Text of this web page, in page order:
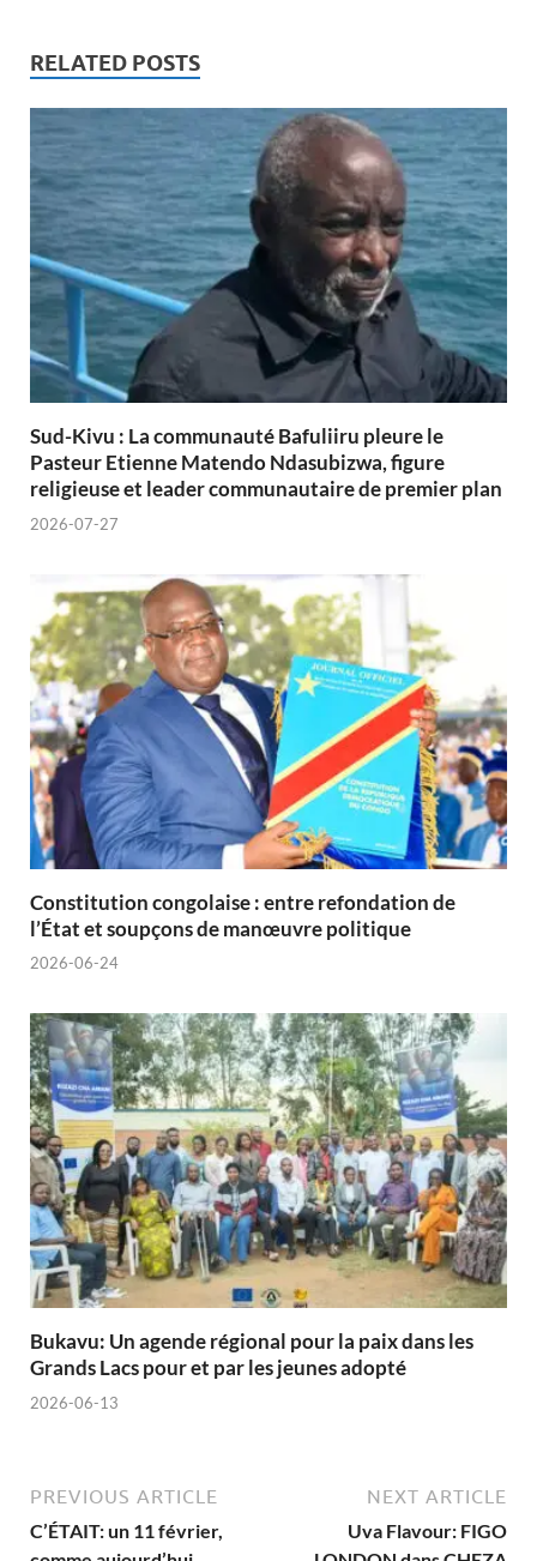
RELATED POSTS
Sud-Kivu : La communauté Bafuliiru pleure le
Pasteur Etienne Matendo Ndasubizwa, figure
religieuse et leader communautaire de premier plan
2026-07-27
Constitution congolaise : entre refondation de
l’État et soupçons de manœuvre politique
2026-06-24
Bukavu: Un agende régional pour la paix dans les
Grands Lacs pour et par les jeunes adopté
2026-06-13
PREVIOUS ARTICLE
C’ÉTAIT: un 11 février,
NEXT ARTICLE
Uva Flavour: FIGO